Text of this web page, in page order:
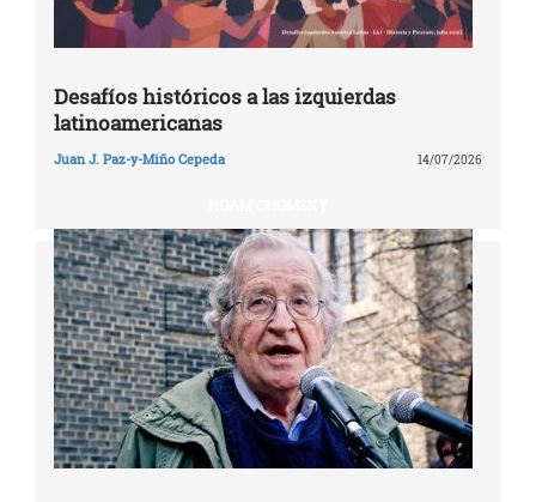
Desafíos históricos a las izquierdas
latinoamericanas
Juan J. Paz-y-Miño Cepeda 14/07/2026